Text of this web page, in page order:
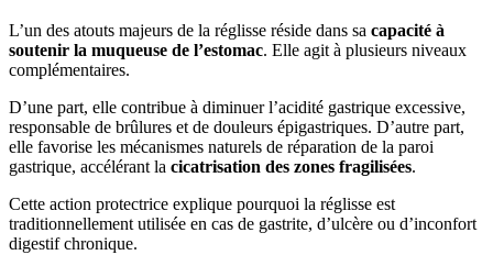
L’un des atouts majeurs de la réglisse réside dans sa capacité à
soutenir la muqueuse de l’estomac. Elle agit à plusieurs niveaux
complémentaires.
D’une part, elle contribue à diminuer l’acidité gastrique excessive,
responsable de brûlures et de douleurs épigastriques. D’autre part,
elle favorise les mécanismes naturels de réparation de la paroi
gastrique, accélérant la cicatrisation des zones fragilisées.
Cette action protectrice explique pourquoi la réglisse est
traditionnellement utilisée en cas de gastrite, d’ulcère ou d’inconfort
digestif chronique.